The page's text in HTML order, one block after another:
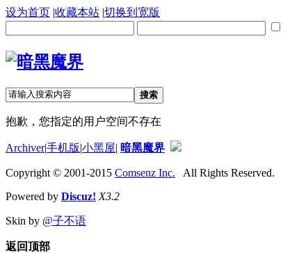
设为首页 |收藏本站 |切换到宽版
搜索
抱歉，您指定的用户空间不存在
Archiver|手机版|小黑屋| 暗黑魔界
Copyright © 2001-2015 Comsenz Inc. All Rights Reserved.
Powered by Discuz! X3.2
Skin by @子不语
返回顶部